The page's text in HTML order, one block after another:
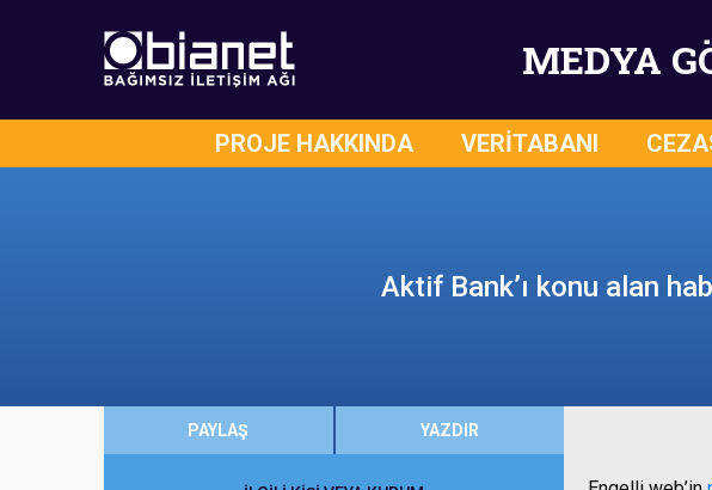
MEDYA
PROJE HAKKINDA VERİTABANI
Aktif Bank’ı konu alan
PAYLAŞ YAZDIR